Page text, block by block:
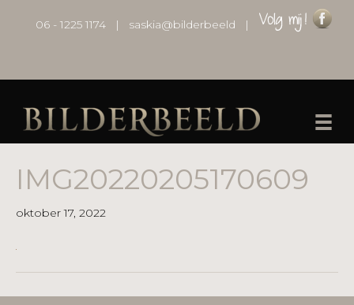
06 - 1225 1174 | saskia@bilderbeeld |
IMG20220205170609
oktober 17, 2022